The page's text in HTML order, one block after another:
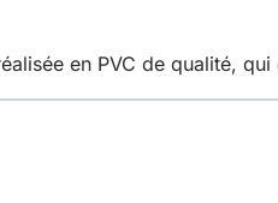
en PVC de qualité,